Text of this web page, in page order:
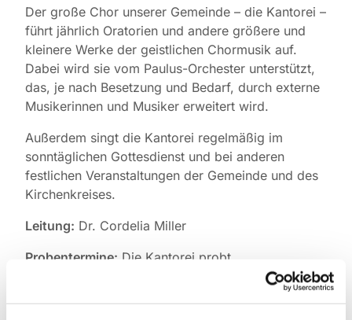
Der große Chor unserer Gemeinde – die Kantorei –
führt jährlich Oratorien und andere größere und
kleinere Werke der geistlichen Chormusik auf.
Dabei wird sie vom Paulus-Orchester unterstützt,
das, je nach Besetzung und Bedarf, durch externe
Musikerinnen und Musiker erweitert wird.
Außerdem singt die Kantorei regelmäßig im
sonntäglichen Gottesdienst und bei anderen
festlichen Veranstaltungen der Gemeinde und des
Kirchenkreises.
Leitung: Dr. Cordelia Miller
Probentermine: Die Kantorei probt
donnerstags von 19.30 bis 21.30 Uhr,
Wer Lust und